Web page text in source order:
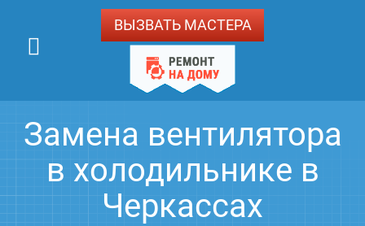
ВЫЗВАТЬ МАСТЕРА
Замена вентилятора
в холодильнике в
Черкассах